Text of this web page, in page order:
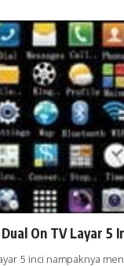
On TV Layar 5
5 inci nampaknya